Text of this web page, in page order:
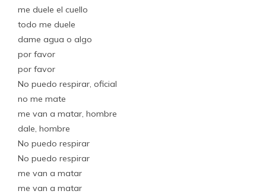
me duele el cuello
todo me duele
dame agua o algo
por favor
por favor
No puedo respirar, oficial
no me mate
me van a matar, hombre
dale, hombre
No puedo respirar
No puedo respirar
me van a matar
me van a matar